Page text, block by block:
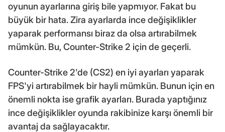
oyunun ayarlarına giriş bile yapmıyor. Fakat bu
büyük bir hata. Zira ayarlarda ince değişiklikler
yaparak performansı biraz da olsa artırabilmek
mümkün. Bu, Counter-Strike 2 için de geçerli.
Counter-Strike 2'de (CS2) en iyi ayarları yaparak
FPS'yi artırabilmek bir hayli mümkün. Bunun için en
önemli nokta ise grafik ayarları. Burada yaptığınız
ince değişiklikler oyunda rakibinize karşı önemli bir
avantaj da sağlayacaktır.